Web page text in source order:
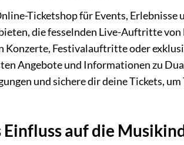
Ticketshop für Events,
die fesselnden Live-Auftritte von
Konzerte, Festivalauftritte oder
Angebote und Informationen zu
und sichere dir deine Tickets,
Einfluss auf die